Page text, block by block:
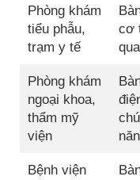
Phòng khám
tiểu phẫu,
trạm y tế
cơ
Phòng khám
ngoại khoa,
thẩm mỹ
viện
Bệnh viện